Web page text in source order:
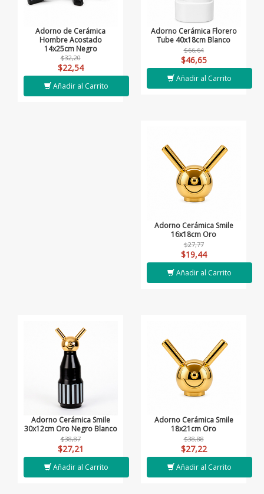
Adorno de Cerámica
Hombre Acostado
14x25cm Negro
$32,20
$22,54
Añadir al Carrito
Adorno Cerámica Florero
Tube 40x18cm Blanco
$66,64
$46,65
Añadir al Carrito
Adorno Cerámica Smile
16x18cm Oro
$27,77
$19,44
Añadir al Carrito
Adorno Cerámica Smile
30x12cm Oro Negro Blanco
$38,87
$27,21
Añadir al Carrito
Adorno Cerámica Smile
18x21cm Oro
$38,88
$27,22
Añadir al Carrito